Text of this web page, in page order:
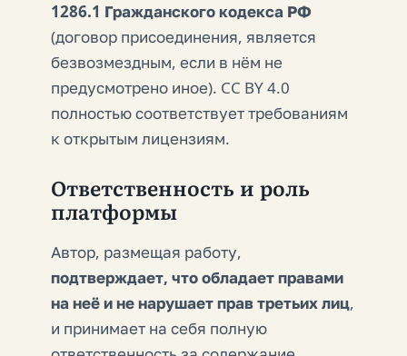
1286.1 Гражданского кодекса РФ
(договор присоединения, является
безвозмездным, если в нём не
предусмотрено иное). CC BY 4.0
полностью соответствует требованиям
к открытым лицензиям.
Ответственность и роль
платформы
Автор, размещая работу,
подтверждает, что обладает правами
на неё и не нарушает прав третьих лиц,
и принимает на себя полную